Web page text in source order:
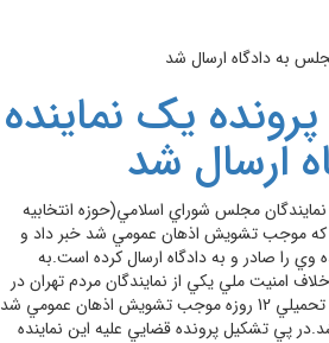
يک نماينده
ارسال شد
نمايندگان مجلس شوراي اسلامي(حوزه انتخابيه
که موجب تشويش اذهان عمومي شد خبر داد و
را صادر و به دادگاه ارسال کرده است.به
امنيت ملي يکي از نمايندگان مردم تهران در
مجلس شوراي اسلامي در رابطه با جنگ تحميلي 12 روزه موجب تشويش اذهان عمومي شد
پي تشکيل پرونده قضايي عليه اين نماينده